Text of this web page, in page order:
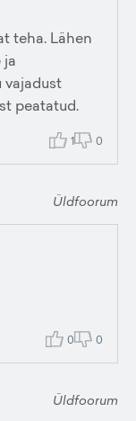
teha. Lähen
ja
vajadust
peatatud.
1 0
Üldfoorum
0 0
Üldfoorum